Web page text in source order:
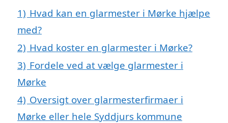
1) Hvad kan en glarmester i Mørke hjælpe
med?
2) Hvad koster en glarmester i Mørke?
3) Fordele ved at vælge glarmester i
Mørke
4) Oversigt over glarmesterfirmaer i
Mørke eller hele Syddjurs kommune